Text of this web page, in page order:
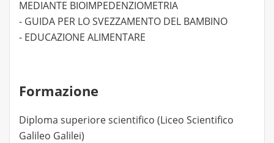
MEDIANTE BIOIMPEDENZIOMETRIA
- GUIDA PER LO SVEZZAMENTO DEL BAMBINO
- EDUCAZIONE ALIMENTARE
Formazione
Diploma superiore scientifico (Liceo Scientifico
Galileo Galilei)